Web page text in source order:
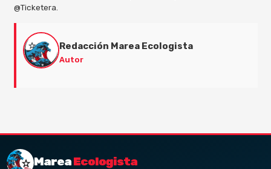
@Ticketera.
Redacción Marea Ecologista
Autor
MareaEcologista